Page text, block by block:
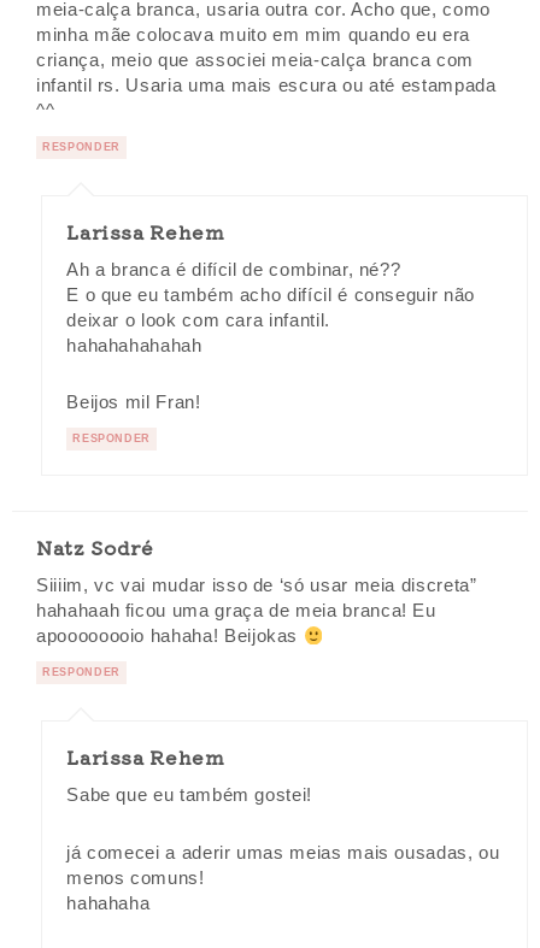
meia-calça branca, usaria outra cor. Acho que, como
minha mãe colocava muito em mim quando eu era
criança, meio que associei meia-calça branca com
infantil rs. Usaria uma mais escura ou até estampada
^^
RESPONDER
Larissa Rehem
Ah a branca é difícil de combinar, né??
E o que eu também acho difícil é conseguir não
deixar o look com cara infantil.
hahahahahahah
Beijos mil Fran!
RESPONDER
Natz Sodré
Siiiim, vc vai mudar isso de ‘só usar meia discreta”
hahahaah ficou uma graça de meia branca! Eu
apoooooooio hahaha! Beijokas
RESPONDER
Larissa Rehem
Sabe que eu também gostei!
já comecei a aderir umas meias mais ousadas, ou
menos comuns!
hahahaha